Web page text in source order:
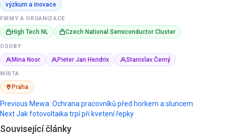
výzkum a inovace
FIRMY A ORGANIZACE
High Tech NL Czech National Semiconductor Cluster
OSOBY
Mina Noor Pieter Jan Hendrix Stanislav Černý
MÍSTA
Praha
Post
navigation
Previous Mewa: Ochrana pracovníků před horkem a sluncem
NextJak fotovoltaika trpí při kvetení řepky
Související články